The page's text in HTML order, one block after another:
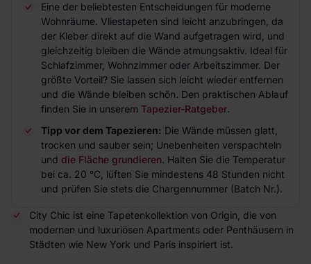
Eine der beliebtesten Entscheidungen für moderne
Wohnräume. Vliestapeten sind leicht anzubringen, da
der Kleber direkt auf die Wand aufgetragen wird, und
gleichzeitig bleiben die Wände atmungsaktiv. Ideal für
Schlafzimmer, Wohnzimmer oder Arbeitszimmer. Der
größte Vorteil? Sie lassen sich leicht wieder entfernen
und die Wände bleiben schön. Den praktischen Ablauf
finden Sie in unserem Tapezier-Ratgeber.
Tipp vor dem Tapezieren: Die Wände müssen glatt,
trocken und sauber sein; Unebenheiten verspachteln
und die Fläche grundieren. Halten Sie die Temperatur
bei ca. 20 °C, lüften Sie mindestens 48 Stunden nicht
und prüfen Sie stets die Chargennummer (Batch Nr.).
City Chic ist eine Tapetenkollektion von Origin, die von
modernen und luxuriösen Apartments oder Penthäusern in
Städten wie New York und Paris inspiriert ist.